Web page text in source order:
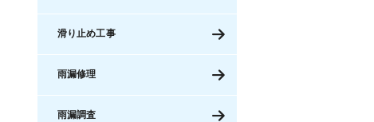
滑り止め工事
雨漏修理
雨漏調査